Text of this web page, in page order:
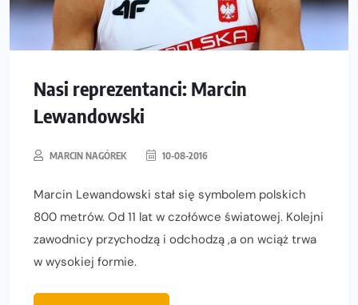
Nasi reprezentanci: Marcin
Lewandowski
MARCIN NAGÓREK 10-08-2016
Marcin Lewandowski stał się symbolem polskich
800 metrów. Od 11 lat w czołówce światowej. Kolejni
zawodnicy przychodzą i odchodzą ,a on wciąż trwa
w wysokiej formie.